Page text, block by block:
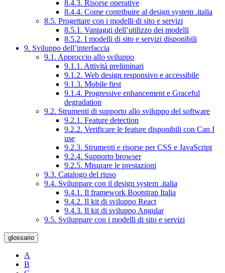
8.4.3. Risorse operative
8.4.4. Come contribuire al design system .italia
8.5. Progettare con i modelli di sito e servizi
8.5.1. Vantaggi dell’utilizzo dei modelli
8.5.2. I modelli di sito e servizi disponibili
9. Sviluppo dell’interfaccia
9.1. Approccio allo sviluppo
9.1.1. Attività preliminari
9.1.2. Web design responsivo e accessibile
9.1.3. Mobile first
9.1.4. Progressive enhancement e Graceful
degradation
9.2. Strumenti di supporto allo sviluppo del software
9.2.1. Feature detection
9.2.2. Verificare le feature disponibili con Can I
use
9.2.3. Strumenti e risorse per CSS e JavaScript
9.2.4. Supporto browser
9.2.5. Misurare le prestazioni
9.3. Catalogo del riuso
9.4. Sviluppare con il design system .italia
9.4.1. Il framework Bootstrap Italia
9.4.2. Il kit di sviluppo React
9.4.3. Il kit di sviluppo Angular
9.5. Sviluppare con i modelli di sito e servizi
glossario
A
B